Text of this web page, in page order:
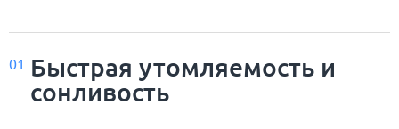
01 Быстрая утомляемость и
сонливость